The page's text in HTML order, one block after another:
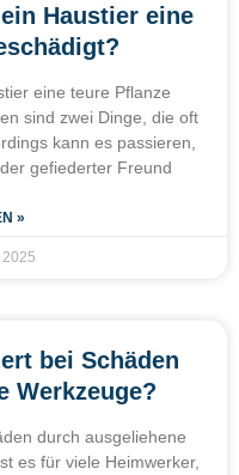
Haustier eine
eine teure Pflanze
sind zwei Dinge, die oft
kann es passieren,
gefiederter Freund
»
bei Schäden
Werkzeuge?
durch ausgeliehene
es für viele Heimwerker,